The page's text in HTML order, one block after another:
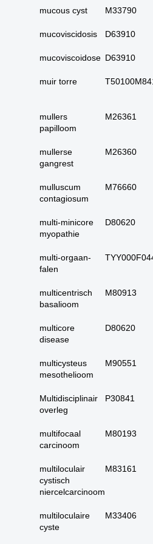
mucous cyst M33790
mucoviscidosis D63910
mucoviscoidose D63910
muir torre
mullers
papilloom
M26361
mullerse
gangrest
M26360
mulluscum
contagiosum
M76660
multi-minicore
myopathie
D80620
multi-orgaan-
falen
multicentrisch
basalioom
M80913
multicore
disease
D80620
multicysteus
mesothelioom
M90551
Multidisciplinair
overleg
P30841
multifocaal
carcinoom
M80193
multiloculair
cystisch
niercelcarcinoom
M83161
multiloculaire
cyste
M33406